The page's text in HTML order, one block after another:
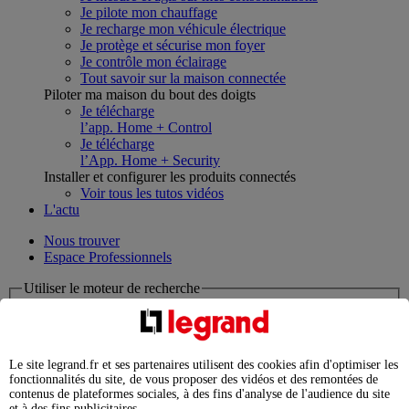
Je pilote mon chauffage
Je recharge mon véhicule électrique
Je protège et sécurise mon foyer
Je contrôle mon éclairage
Tout savoir sur la maison connectée
Piloter ma maison du bout des doigts
Je télécharge
l’app. Home + Control
Je télécharge
l’App. Home + Security
Installer et configurer les produits connectés
Voir tous les tutos vidéos
L'actu
Nous trouver
Espace Professionnels
Utiliser le moteur de recherche
Que cherchez-vous ?
Nous n'avons pas pu charger les résultats de votre recherche
Produits professionnels
Le site legrand.fr et ses partenaires utilisent des cookies afin d'optimiser les
fonctionnalités du site, de vous proposer des vidéos et des remontées de
contenus de plateformes sociales, à des fins d'analyse de l'audience du site